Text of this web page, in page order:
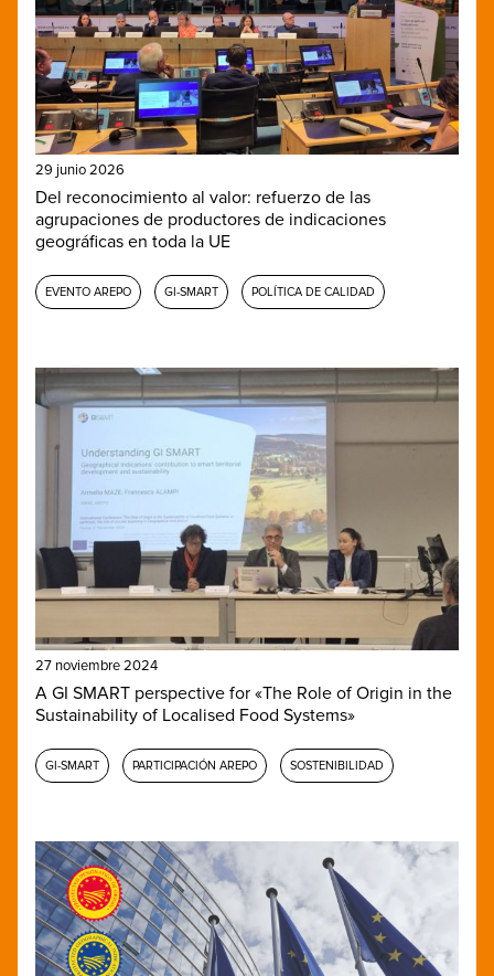
29 junio 2026
Del reconocimiento al valor: refuerzo de las
agrupaciones de productores de indicaciones
geográficas en toda la UE
EVENTO AREPO GI-SMART POLÍTICA DE CALIDAD
27 noviembre 2024
A GI SMART perspective for «The Role of Origin in the
Sustainability of Localised Food Systems»
GI-SMART PARTICIPACIÓN AREPO SOSTENIBILIDAD